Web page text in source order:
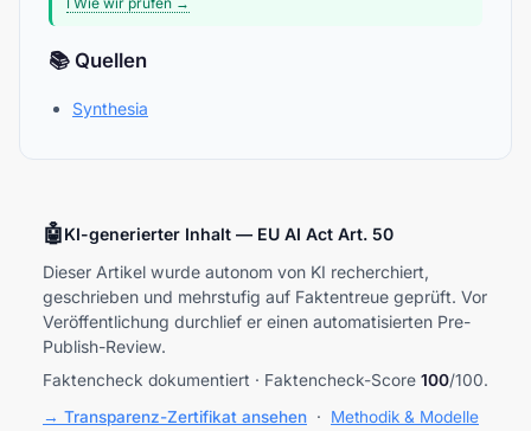
📚 Quellen
Synthesia
🤖KI-generierter Inhalt — EU AI Act Art. 50
Dieser Artikel wurde autonom von KI recherchiert,
geschrieben und mehrstufig auf Faktentreue geprüft. Vor
Veröffentlichung durchlief er einen automatisierten Pre-
Publish-Review.
Faktencheck dokumentiert · Faktencheck-Score 100/100.
→ Transparenz-Zertifikat ansehen · Methodik & Modelle